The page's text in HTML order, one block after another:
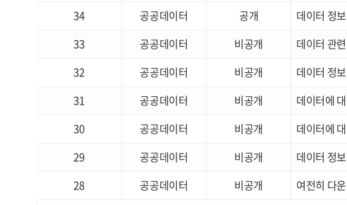
34
공공데이터 공개 데이터 정
33
공공데이터 비공개 데이터 관
32
공공데이터 비공개 데이터 정
31
공공데이터 비공개 데이터에
30
공공데이터 비공개 데이터에
29
공공데이터 비공개 데이터 정
28
공공데이터 비공개 여전히 다